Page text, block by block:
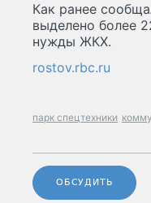
Как ранее
выделено более
нужды ЖКХ.
rostov.rbc.ru
парк спецтехники
ОБСУДИТЬ